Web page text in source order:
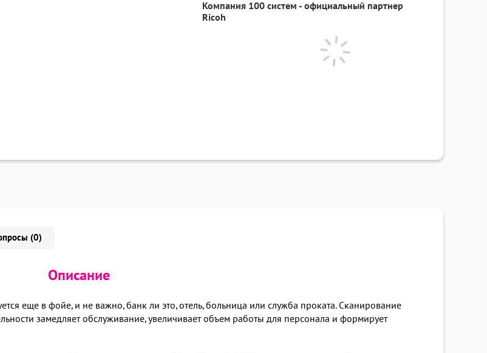
Компания 100 систем - официальный партнер
Ricoh
(0)
Описание
еще в фойе, и не важно, банк ли это, отель, больница или служба проката. Сканирование
замедляет обслуживание, увеличивает объем работы для персонала и формирует